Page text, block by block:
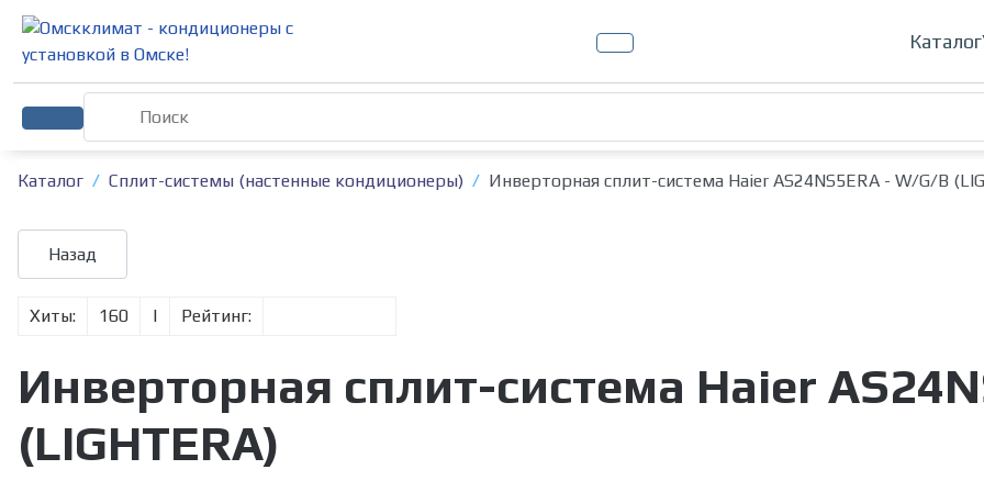
Каталог
Каталог Сплит-системы (настенные кондиционеры) Инверторная сплит-система Haier AS24NS5ERA - W/G/B
Хиты: 160 | Рейтинг:
Инверторная сплит-система Haier
(LIGHTERA)